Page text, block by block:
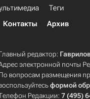
Теги
Контакты Архив
редактор:
электронной почты
вопросам размещения
формой
Редакции:7 (495)